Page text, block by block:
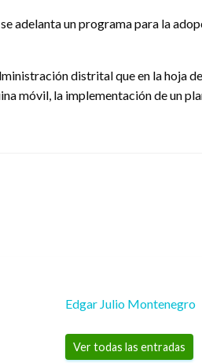
adelanta un programa para la
distrital que en la hoja
móvil, la implementación de un
Edgar Julio Montenegro
Ver todas las entradas